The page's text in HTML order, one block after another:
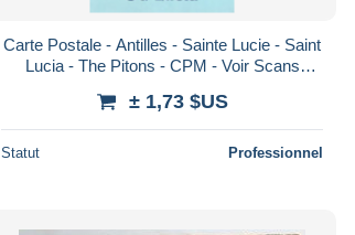
Carte Postale - Antilles - Sainte Lucie - Saint
Lucia - The Pitons - CPM - Voir Scans
± 1,73 $US
Statut Professionnel